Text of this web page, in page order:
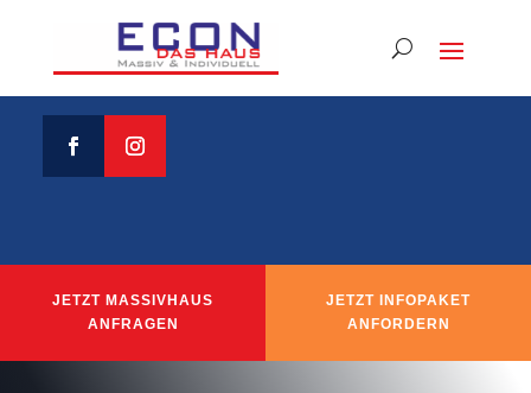
JETZT MASSIVHAUS
ANFRAGEN
JETZT INFOPAKET
ANFORDERN